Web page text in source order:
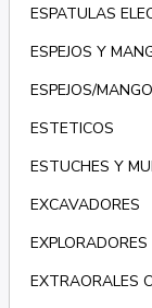
ESPATULAS
ESPEJOS Y
ESPEJOS/
ESTETICOS
ESTUCHES Y
EXCAVADORES
EXPLORADORES
EXTRAORALES